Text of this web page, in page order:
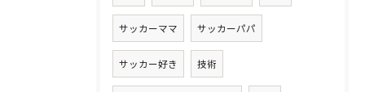
サッカーママ サッカーパパ
サッカー好き 技術